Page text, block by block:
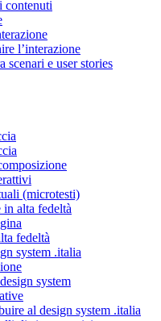
contenuti
l’interazione
scenari e user stories
(microtesti)
in alta fedeltà
fedeltà
system .italia
system
al design system .italia